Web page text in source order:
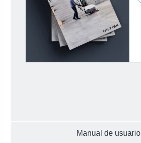
Manual de usuario